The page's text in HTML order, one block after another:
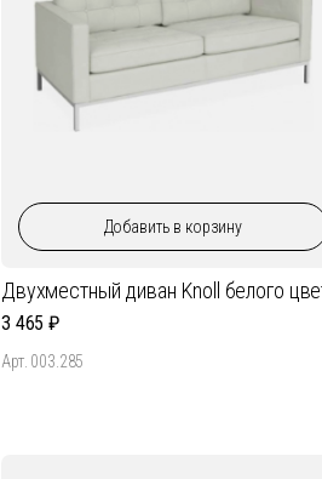
Добавить в корзину
Двухместный диван Knoll белого
3 465
Арт. 003.285